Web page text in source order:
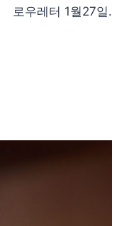
로우레터 1월27일.